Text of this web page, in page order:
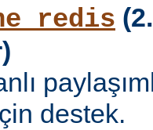
destek.